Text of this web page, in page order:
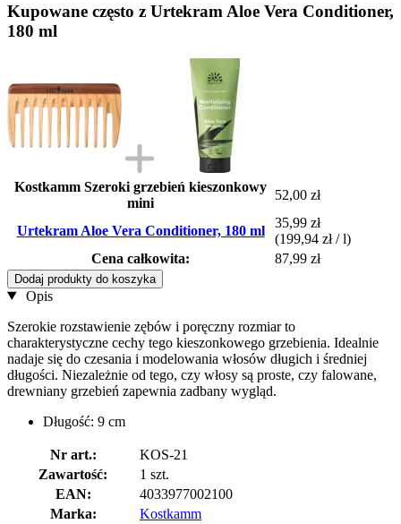
Kupowane często z Urtekram Aloe Vera Conditioner,
180 ml
Kostkamm Szeroki grzebień kieszonkowy
mini
52,00 zł
Urtekram Aloe Vera Conditioner, 180 ml
35,99 zł
(199,94 zł / l)
Cena całkowita:
87,99 zł
Dodaj produkty do koszyka
Opis
Szerokie rozstawienie zębów i poręczny rozmiar to
charakterystyczne cechy tego kieszonkowego grzebienia. Idealnie
nadaje się do czesania i modelowania włosów długich i średniej
długości. Niezależnie od tego, czy włosy są proste, czy falowane,
drewniany grzebień zapewnia zadbany wygląd.
Długość: 9 cm
Nr art.:
KOS-21
Zawartość:
1 szt.
EAN:
4033977002100
Marka:
Kostkamm